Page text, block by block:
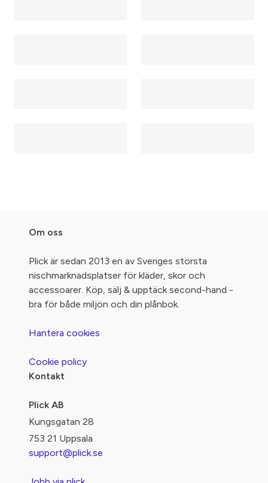
Om oss
Plick är sedan 2013 en av Sveriges största
nischmarknadsplatser för kläder, skor och
accessoarer. Köp, sälj & upptäck second-hand -
bra för både miljön och din plånbok.
Hantera cookies
Cookie policy
Kontakt
Plick AB
Kungsgatan 28
753 21 Uppsala
support@plick.se